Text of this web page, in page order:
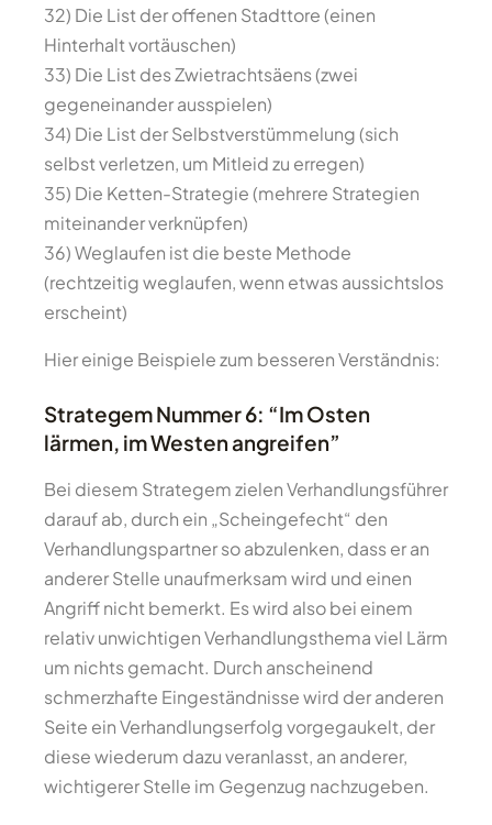
32) Die List der offenen Stadttore (einen
Hinterhalt vortäuschen)
33) Die List des Zwietrachtsäens (zwei
gegeneinander ausspielen)
34) Die List der Selbstverstümmelung (sich
selbst verletzen, um Mitleid zu erregen)
35) Die Ketten-Strategie (mehrere Strategien
miteinander verknüpfen)
36) Weglaufen ist die beste Methode
(rechtzeitig weglaufen, wenn etwas aussichtslos
erscheint)
Hier einige Beispiele zum besseren Verständnis:
Strategem Nummer 6: “Im Osten
lärmen, im Westen angreifen”
Bei diesem Strategem zielen Verhandlungsführer
darauf ab, durch ein „Scheingefecht“ den
Verhandlungspartner so abzulenken, dass er an
anderer Stelle unaufmerksam wird und einen
Angriff nicht bemerkt. Es wird also bei einem
relativ unwichtigen Verhandlungsthema viel Lärm
um nichts gemacht. Durch anscheinend
schmerzhafte Eingeständnisse wird der anderen
Seite ein Verhandlungserfolg vorgegaukelt, der
diese wiederum dazu veranlasst, an anderer,
wichtigerer Stelle im Gegenzug nachzugeben.